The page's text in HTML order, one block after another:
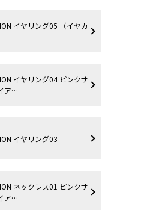
イヤリング05 （イヤカ
イヤリング04 ピンクサ
ア…
イヤリング03
ネックレス01 ピンクサ
ア…